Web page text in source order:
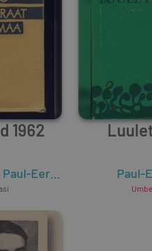
1962
Paul-Eerik Rummo Mats
Paul-